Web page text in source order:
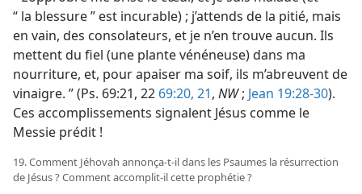
“ la blessure ” est incurable) ; j’attends de la pitié, mais
en vain, des consolateurs, et je n’en trouve aucun. Ils
mettent du fiel (une plante vénéneuse) dans ma
nourriture, et, pour apaiser ma soif, ils m’abreuvent de
vinaigre. ” (Ps. 69:21, 22 69:20, 21, NW; Jean 19:28-30).
Ces accomplissements signalent Jésus comme le
Messie prédit !
19. Comment Jéhovah annonça-​t-​il dans les Psaumes la résurrection
de Jésus ? Comment accomplit-​il cette prophétie ?